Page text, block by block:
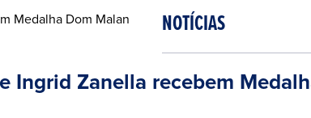
NOTÍCIAS
Ingrid Zanella recebem